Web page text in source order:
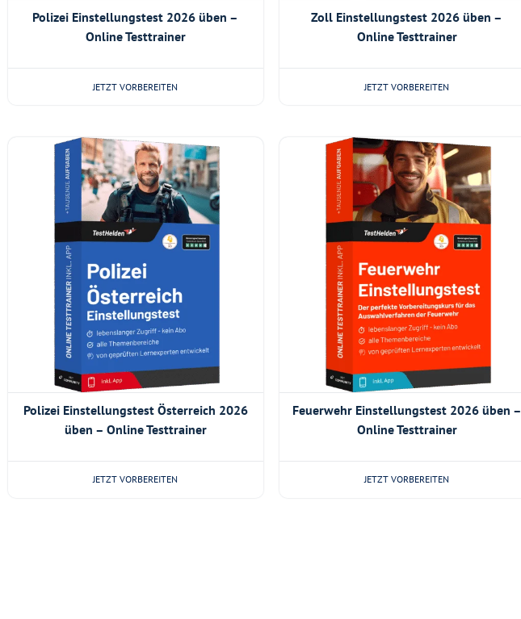
Polizei Einstellungstest 2026 üben –
Online Testtrainer
JETZT VORBEREITEN
Zoll Einstellungstest 2026 üben –
Online Testtrainer
JETZT VORBEREITEN
Polizei Einstellungstest Österreich 2026
üben – Online Testtrainer
JETZT VORBEREITEN
Feuerwehr Einstellungstest 2026 üben –
Online Testtrainer
JETZT VORBEREITEN